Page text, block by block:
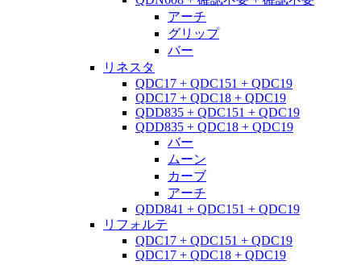
アーチ
グリップ
バー
リネスタ
QDC17 + QDC151 + QDC19
QDC17 + QDC18 + QDC19
QDD835 + QDC151 + QDC19
QDD835 + QDC18 + QDC19
バー
ムーン
カーブ
アーチ
QDD841 + QDC151 + QDC19
リフォルテ
QDC17 + QDC151 + QDC19
QDC17 + QDC18 + QDC19